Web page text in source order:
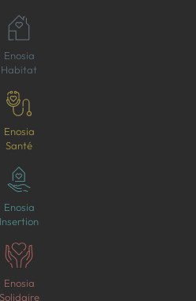
Enosia
Habitat
Enosia
Santé
Enosia
Insertion
Enosia
Solidaire